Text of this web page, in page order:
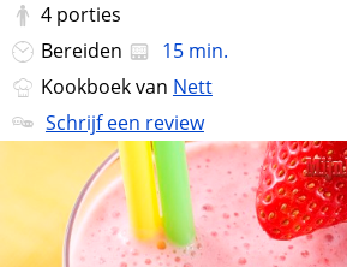
4 porties
Bereiden
15 min.
Kookboek van Nett
Schrijf een review